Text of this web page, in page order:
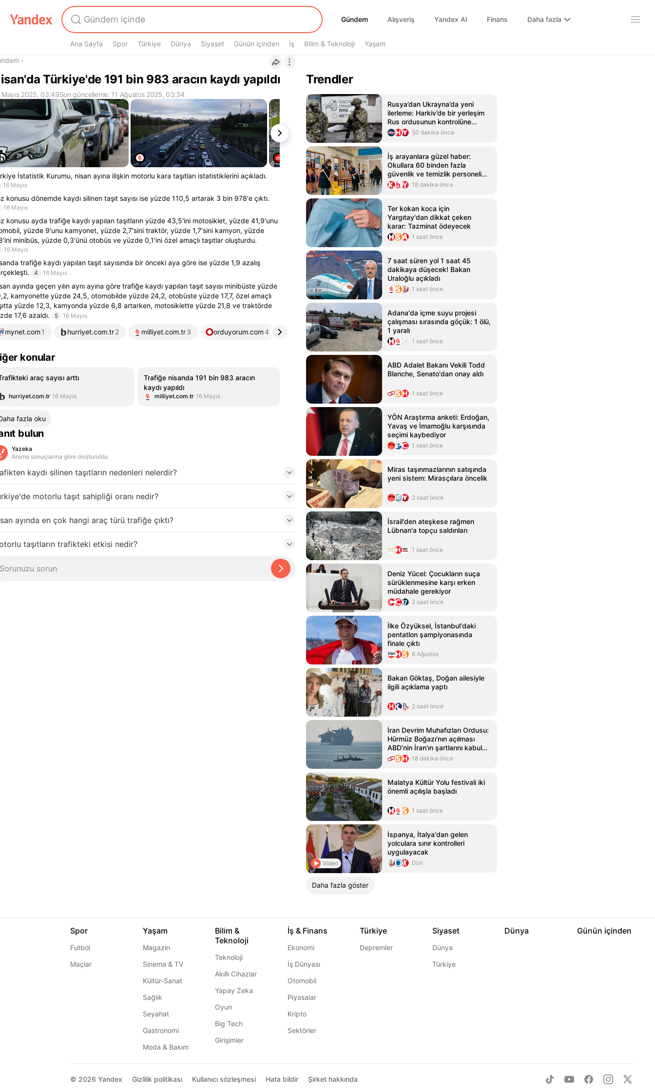
Gündem
Gündem Alışveriş Yandex AI Finans Daha fazla
Ana Sayfa Spor Türkiye Dünya Siyaset Günün içinden İş Bilim & Teknoloji Yaşam
›
Türkiye'de 191 bin 983 aracın kaydı yapıldı
Mayıs 2025, 03:49Son güncelleme: 11 Ağustos 2025, 03:34
İstatistik Kurumu, nisan ayına ilişkin motorlu kara taşıtları istatistiklerini açıkladı.
16 Mayıs
konusu dönemde kaydı silinen taşıt sayısı ise yüzde 110,5 artarak 3 bin 978'e çıktı.
16 Mayıs
konusu ayda trafiğe kaydı yapılan taşıtların yüzde 43,5'ini motosiklet, yüzde 41,9'unu
yüzde 9'unu kamyonet, yüzde 2,7'sini traktör, yüzde 1,7'sini kamyon, yüzde
minibüs, yüzde 0,3'ünü otobüs ve yüzde 0,1'ini özel amaçlı taşıtlar oluşturdu.
16 Mayıs
trafiğe kaydı yapılan taşıt sayısında bir önceki aya göre ise yüzde 1,9 azalış
4 16 Mayıs
ayında geçen yılın aynı ayına göre trafiğe kaydı yapılan taşıt sayısı minibüste yüzde
kamyonette yüzde 24,5, otomobilde yüzde 24,2, otobüste yüzde 17,7, özel amaçlı
yüzde 12,3, kamyonda yüzde 6,8 artarken, motosiklette yüzde 21,8 ve traktörde
17,6 azaldı.
5 16 Mayıs
mynet.com 1 hurriyet.com.tr2 milliyet.com.tr3 orduyorum.com4 sabah.com.tr5
konular
araç sayısı arttı
hurriyet.com.tr 16 Mayıs
Trafiğe nisanda 191 bin 983 aracın
kaydı yapıldı
milliyet.com.tr 16 Mayıs
fazla oku
bulun
Yazeka
Arama sonuçlarına göre oluşturuldu
kaydı silinen taşıtların nedenleri nelerdir?
motorlu taşıt sahipliği oranı nedir?
ayında en çok hangi araç türü trafiğe çıktı?
taşıtların trafikteki etkisi nedir?
Trendler
Rusya’dan Ukrayna’da yeni
ilerleme: Harkiv’de bir yerleşim
Rus ordusunun kontrolüne
geçti
50 dakika önce
İş arayanlara güzel haber:
Okullara 60 binden fazla
güvenlik ve temizlik personeli
alınacak18 dakika önce
Ter kokan koca için
Yargıtay'dan dikkat çeken
karar: Tazminat ödeyecek
1 saat önce
7 saat süren yol 1 saat 45
dakikaya düşecek! Bakan
Uraloğlu açıkladı
1 saat önce
Adana'da içme suyu projesi
çalışması sırasında göçük: 1 ölü,
1 yaralı
1 saat önce
ABD Adalet Bakanı Vekili Todd
Blanche, Senato'dan onay aldı
1 saat önce
YÖN Araştırma anketi: Erdoğan,
Yavaş ve İmamoğlu karşısında
seçimi kaybediyor
1 saat önce
Miras taşınmazlarının satışında
yeni sistem: Mirasçılara öncelik
2 saat önce
İsrail'den ateşkese rağmen
Lübnan'a topçu saldırıları
1 saat önce
Deniz Yücel: Çocukların suça
sürüklenmesine karşı erken
müdahale gerekiyor
2 saat önce
İlke Özyüksel, İstanbul'daki
pentatlon şampiyonasında
finale çıktı
6 Ağustos
Bakan Göktaş, Doğan ailesiyle
ilgili açıklama yaptı
2 saat önce
İran Devrim Muhafızları Ordusu:
Hürmüz Boğazı'nın açılması
ABD'nin İran'ın şartlarını kabul
etmesine bağlı
18 dakika önce
Malatya Kültür Yolu festivali iki
önemli açılışla başladı
1 saat önce
Video
İspanya, İtalya'dan gelen
yolculara sınır kontrolleri
uygulayacak
Dün
Daha fazla göster
Spor
Futbol
Maçlar
Yaşam
Magazin
Sinema & TV
Kültür-Sanat
Sağlık
Seyahat
Gastronomi
Moda & Bakım
Bilim &
Teknoloji
Teknoloji
Akıllı Cihazlar
Yapay Zeka
Oyun
Big Tech
Girişimler
İş & Finans
Ekonomi
İş Dünyası
Otomobil
Piyasalar
Kripto
Sektörler
Türkiye
Depremler
Siyaset
Dünya
Türkiye
Dünya Günün içinden
© 2026 Yandex Gizlilik politikası Kullanıcı sözleşmesi Hata bildir Şirket hakkında